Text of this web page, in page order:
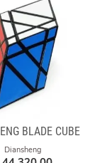
BLADE CUBE
Diansheng